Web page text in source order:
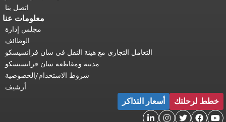
اتصل بنا
معلومات عنا
مجلس إدارة
الوظائف
التعامل التجاري مع هيئة النقل في سان فرانسيسكو
مدينة ومقاطعة سان فرانسيسكو
شروط الاستخدام/الخصوصية
أرشيف
خطط لرحلتك أسعار التذاكر




